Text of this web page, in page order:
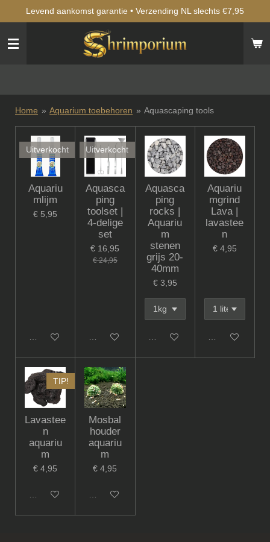
naar
hoofdinhoud
Levend aankomst garantie • Verzending NL slechts €7,95
Home » Aquarium toebehoren » Aquascaping tools
Uitverkocht
Aquariu
mlijm
€ 5,95
Houd mij op de hoogte
Uitverkocht
Aquasca
ping
toolset |
4-delige
set
€ 16,95
€ 24,95
Houd mij op de hoogte
Aquasca
ping
rocks |
Aquariu
m
stenen
grijs 20-
40mm
€ 3,95
In winkelwagen
Aquariu
mgrind
Lava |
lavastee
n
€ 4,95
In winkelwagen
TIP!
Lavastee
n
aquariu
m
€ 4,95
In winkelwagen
Mosbal
houder
aquariu
m
€ 4,95
In winkelwagen